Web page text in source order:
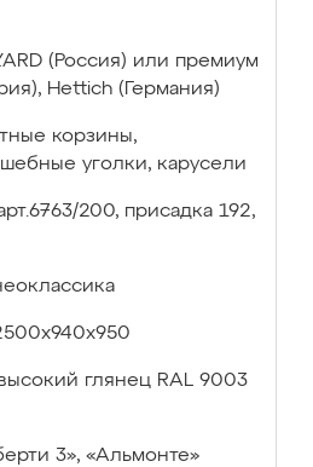
(Россия) или премиум
Hettich (Германия)
корзины,
уголки, карусели
200, присадка 192,
глянец RAL 9003
3», «Альмонте»